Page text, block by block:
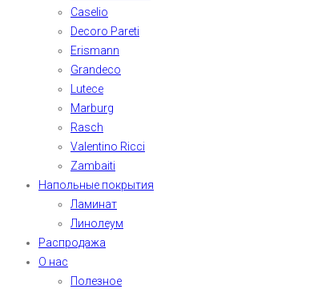
Caselio
Decoro Pareti
Erismann
Grandeco
Lutece
Marburg
Rasch
Valentino Ricci
Zambaiti
Напольные покрытия
Ламинат
Линолеум
Распродажа
О нас
Полезное